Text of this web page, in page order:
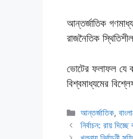
আন্তর্জাতিক
রাজনৈতিক
ভোটের ফলাফল যে
বিশ্বমাধ্যমের
Categories
আন্তর্জাতিক,
নির্বাচন: রায় দিচ্ছে